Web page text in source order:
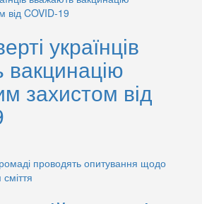
українців
захистом від